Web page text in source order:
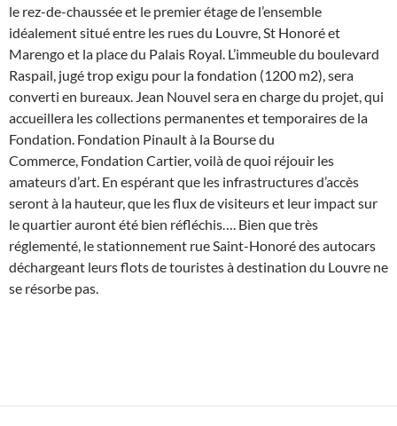
le rez-de-chaussée et le premier étage de l’ensemble
idéalement situé entre les rues du Louvre, St Honoré et
Marengo et la place du Palais Royal. L’immeuble du boulevard
Raspail, jugé trop exigu pour la fondation (1200 m2), sera
converti en bureaux. Jean Nouvel sera en charge du projet, qui
accueillera les collections permanentes et temporaires de la
Fondation. Fondation Pinault à la Bourse du
Commerce, Fondation Cartier, voilà de quoi réjouir les
amateurs d’art. En espérant que les infrastructures d’accès
seront à la hauteur, que les flux de visiteurs et leur impact sur
le quartier auront été bien réfléchis…. Bien que très
réglementé, le stationnement rue Saint-Honoré des autocars
déchargeant leurs flots de touristes à destination du Louvre ne
se résorbe pas.